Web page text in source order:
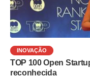
INOVAÇÃO
TOP 100 Open
reconhecida